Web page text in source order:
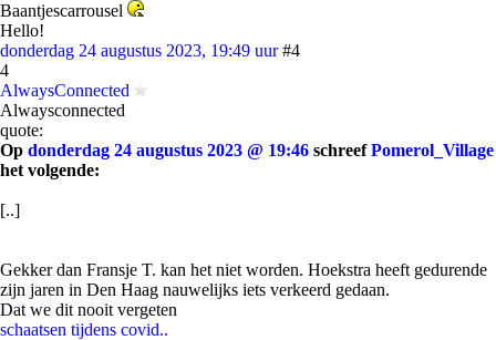
Baantjescarrousel
Hello!
donderdag 24 augustus 2023, 19:49 uur #4
4
AlwaysConnected
Alwaysconnected
quote:
Op donderdag 24 augustus 2023 @ 19:46 schreefPomerol_Village
het volgende:
[..]
Gekker dan Fransje T. kan het niet worden. Hoekstra heeft gedurende
zijn jaren in Den Haag nauwelijks iets verkeerd gedaan.
Dat we dit nooit vergeten
schaatsen tijdens covid..